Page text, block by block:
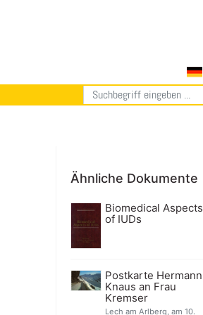
Ähnliche Dokumente
Biomedical Aspects
of IUDs
Postkarte Hermann
Knaus an Frau
Kremser
Lech am Arlberg, am 10.